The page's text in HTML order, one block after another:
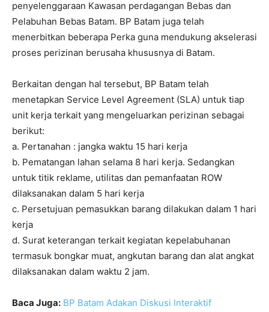
penyelenggaraan Kawasan perdagangan Bebas dan
Pelabuhan Bebas Batam. BP Batam juga telah
menerbitkan beberapa Perka guna mendukung akselerasi
proses perizinan berusaha khususnya di Batam.
Berkaitan dengan hal tersebut, BP Batam telah
menetapkan Service Level Agreement (SLA) untuk tiap
unit kerja terkait yang mengeluarkan perizinan sebagai
berikut:
a. Pertanahan : jangka waktu 15 hari kerja
b. Pematangan lahan selama 8 hari kerja. Sedangkan
untuk titik reklame, utilitas dan pemanfaatan ROW
dilaksanakan dalam 5 hari kerja
c. Persetujuan pemasukkan barang dilakukan dalam 1 hari
kerja
d. Surat keterangan terkait kegiatan kepelabuhanan
termasuk bongkar muat, angkutan barang dan alat angkat
dilaksanakan dalam waktu 2 jam.
Baca Juga: BP Batam Adakan Diskusi Interaktif